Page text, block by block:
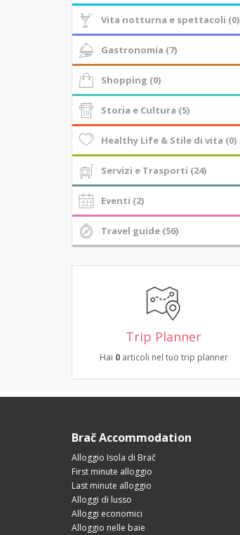
Vita notturna e spettacoli (0)
Gastronomia (7)
Shopping (0)
Storia e Cultura (5)
Healthy Life & Stile di vita (0)
Servizi e Trasporti (24)
Eventi (2)
Travel guide (56)
Trip Planner
Hai 0articoli nel tuo trip planner
Brač Accommodation
Alloggio Isola di Brač
First minute alloggio
Last minute alloggio
Alloggi di lusso
Alloggi economici
Alloggio nelle baie